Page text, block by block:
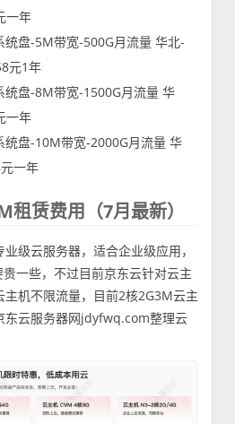
一年
统盘-5M带宽-500G月流量 华北-
元1年
统盘-8M带宽-1500G月流量 华
一年
统盘-10M带宽-2000G月流量 华
一年
租赁费用（7月最新）
级云服务器，适合企业级应用，
一些，不过目前京东云针对云主
主机不限流量，目前2核2G3M云主
东云服务器网jdyfwq.com整理云